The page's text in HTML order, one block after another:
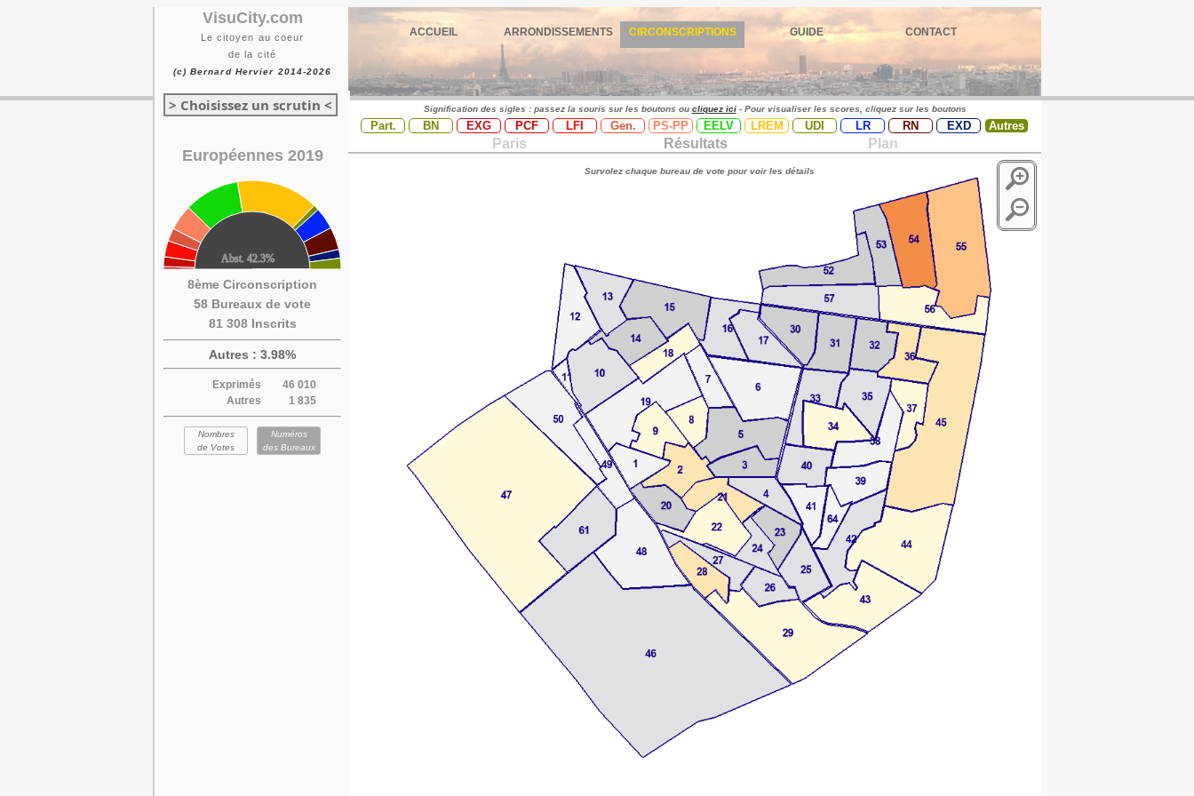
VisuCity.com
Le citoyen au coeur
de la cité
(c) Bernard Hervier 2014-2026
ACCUEIL ARRONDISSEMENTS CIRCONSCRIPTIONS GUIDE CONTACT
> Choisissez un scrutin <
Européennes 2019
8ème Circonscription
58 Bureaux de vote
81 308 Inscrits
Autres : 3.98%
Exprimés
46 010
Autres
1 835
Nombres
de Votes
Numéros
des Bureaux
Signification des sigles : passez la souris sur les boutons ou cliquez ici- Pour visualiser les scores, cliquez sur les boutons
Part. BN EXG PCF LFI Gen. PS-PP EELV LREM UDI LR RN EXD Autres
Paris Résultats Plan
Survolez chaque bureau de vote pour voir les détails